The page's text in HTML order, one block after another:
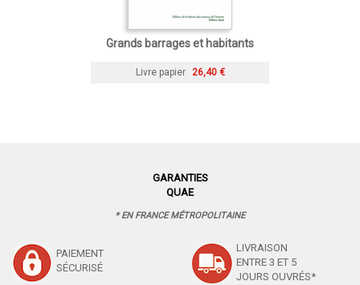
Grands barrages et habitants
Livre papier 26,40 €
GARANTIES
QUAE
* EN FRANCE MÉTROPOLITAINE
PAIEMENT
SÉCURISÉ
LIVRAISON
ENTRE 3 ET 5
JOURS OUVRÉS*